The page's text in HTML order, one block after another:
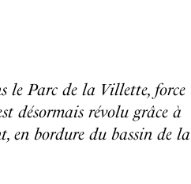
le Parc de la Villette, force
désormais révolu grâce à
en bordure du bassin de la